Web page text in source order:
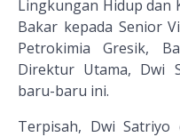
Lingkungan Hidup dan
Bakar kepada Senior
Petrokimia Gresik,
Direktur Utama, Dwi
baru-baru ini.
Terpisah, Dwi Satriyo